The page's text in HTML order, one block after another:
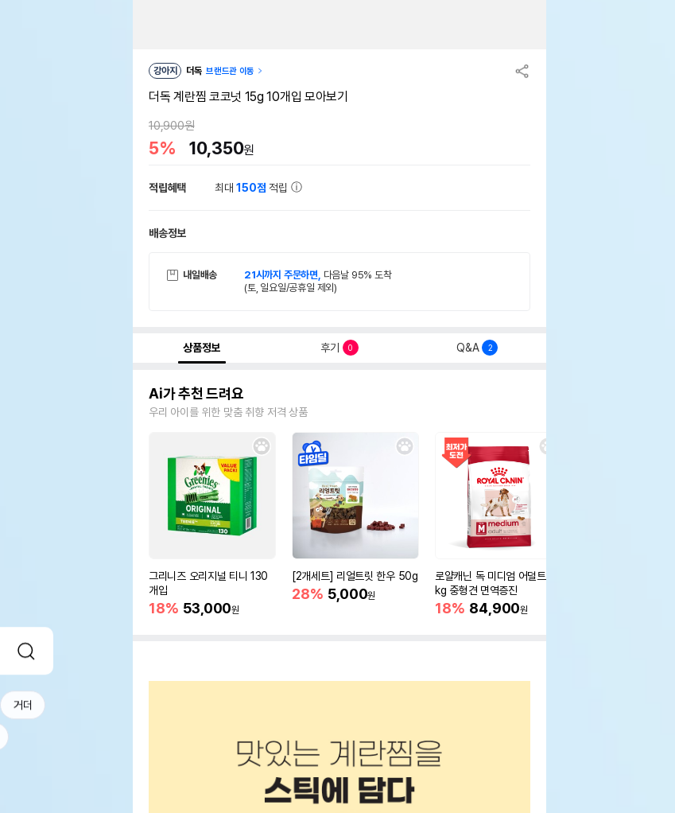
거더
강아지 더독 브랜드관 이동
더독 계란찜 코코넛 15g 10개입 모아보기
10,900원
5% 10,350원
적립혜택 최대150점 적립
배송정보
내일배송 21시까지 주문하면, 다음날 95% 도착
(토, 일요일/공휴일 제외)
상품정보 후기 0 Q&A 2
Ai가 추천 드려요
우리 아이를 위한 맞춤 취향 저격 상품
그리니즈 오리지널 티니 130
개입
18% 53,000원
[2개세트] 리얼트릿 한우 50g
28% 5,000원
로얄캐닌 독 미디엄 어덜트 10
kg 중형견 면역증진
18% 84,900원